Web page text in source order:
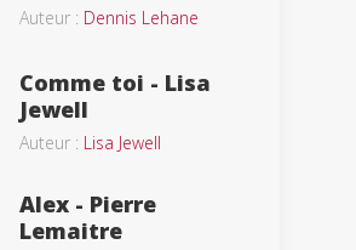
Auteur : Dennis Lehane
Comme toi - Lisa
Jewell
Auteur : Lisa Jewell
Alex - Pierre
Lemaitre